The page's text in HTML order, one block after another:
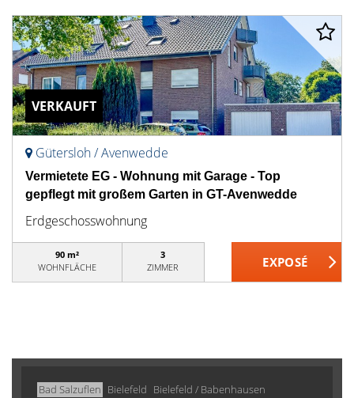
VERKAUFT
Gütersloh / Avenwedde
Vermietete EG - Wohnung mit Garage - Top
gepflegt mit großem Garten in GT-Avenwedde
Erdgeschosswohnung
90 m²
WOHNFLÄCHE
3
ZIMMER
Bad Salzuflen Bielefeld Bielefeld / Babenhausen